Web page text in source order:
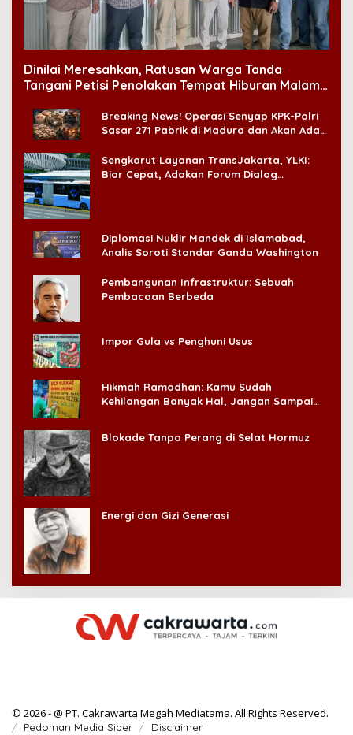
Dinilai Meresahkan, Ratusan Warga Tanda
Tangani Petisi Penolakan Tempat Hiburan Malam
Breaking News! Operasi Senyap KPK-Polri
Sasar 271 Pabrik di Madura dan Akan Ada
Sengkarut Layanan TransJakarta, YLKI:
Biar Cepat, Adakan Forum Dialog
Diplomasi Nuklir Mandek di Islamabad,
Analis Soroti Standar Ganda Washington
Pembangunan Infrastruktur: Sebuah
Pembacaan Berbeda
Impor Gula vs Penghuni Usus
Hikmah Ramadhan: Kamu Sudah
Kehilangan Banyak Hal, Jangan Sampai
Blokade Tanpa Perang di Selat Hormuz
Energi dan Gizi Generasi
© 2026 - @ PT. Cakrawarta Megah Mediatama. All Rights Reserved.
Pedoman Media Siber Disclaimer